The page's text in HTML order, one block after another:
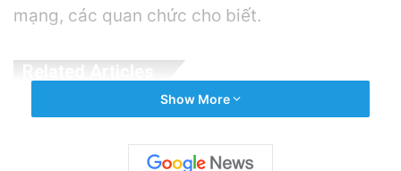
mạng, các quan chức cho biết.
8 Người Trong Nhóm Tour Chết Trong Trận
Lở Tuyết Tahoe
Show More